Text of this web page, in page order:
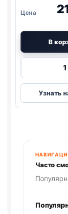
В
Узнать
Часто